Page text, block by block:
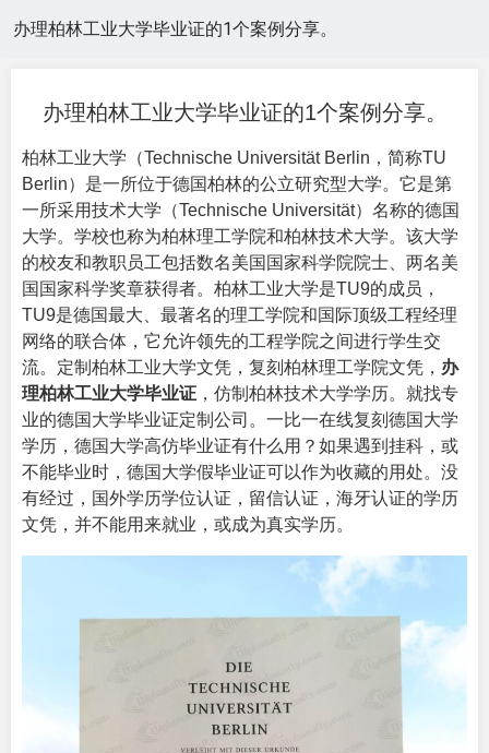
办理柏林工业大学毕业证的1个案例分享。
办理柏林工业大学毕业证的1个案例分享。
柏林工业大学（Technische Universität Berlin ，简称TU
Berlin）是一所位于德国柏林的公立研究型大学。它是第
一所采用技术大学（Technische Universität）名称的德国
大学。学校也称为柏林理工学院和柏林技术大学。该大学
的校友和教职员工包括数名美国国家科学院院士、两名美
国国家科学奖章获得者。柏林工业大学是TU9的成员，
TU9是德国最大、最著名的理工学院和国际顶级工程经理
网络的联合体，它允许领先的工程学院之间进行学生交
流。定制柏林工业大学文凭，复刻柏林理工学院文凭， 办
理柏林工业大学毕业证 ，仿制柏林技术大学学历。就找专
业的德国大学毕业证定制 公司。一比一在线复刻德国大学
学历，德国大学高仿毕业证有什么用？如果遇到挂科，或
不能毕业时，德国大学假毕业证可以作为收藏的用处。没
有经过，国外学历学位认证，留信认证，海牙认证的学历
文凭，并不能用来就业，或成为真实学历。